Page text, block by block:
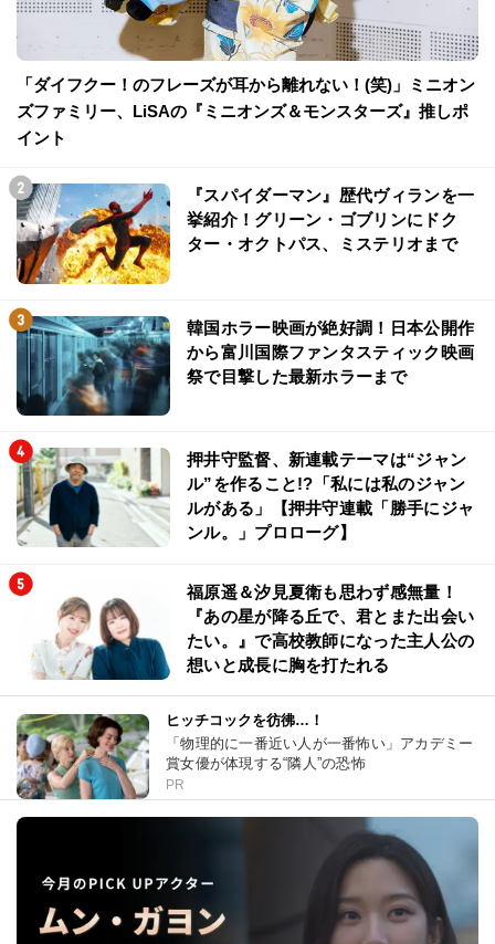
「ダイフクー！のフレーズが耳から離れない！(笑)」ミニオン
ズファミリー、LiSAの『ミニオンズ＆モンスターズ』推しポ
イント
『スパイダーマン』歴代ヴィランを一
挙紹介！グリーン・ゴブリンにドク
ター・オクトパス、ミステリオまで
韓国ホラー映画が絶好調！日本公開作
から富川国際ファンタスティック映画
祭で目撃した最新ホラーまで
押井守監督、新連載テーマは“ジャン
ル”を作ること!?「私には私のジャン
ルがある」【押井守連載「勝手にジャ
ンル。」プロローグ】
福原遥＆汐見夏衛も思わず感無量！
『あの星が降る丘で、君とまた出会い
たい。』で高校教師になった主人公の
想いと成長に胸を打たれる
ヒッチコックを彷彿…！
「物理的に一番近い人が一番怖い」アカデミー
賞女優が体現する“隣人”の恐怖
PR